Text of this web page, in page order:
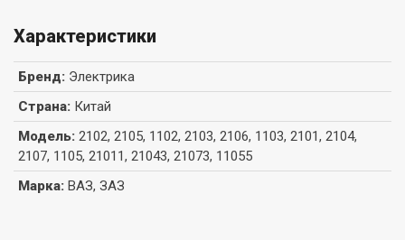
Характеристики
Бренд: Электрика
Страна: Китай
Модель: 2102, 2105, 1102, 2103, 2106, 1103, 2101, 2104,
2107, 1105, 21011, 21043, 21073, 11055
Марка: ВАЗ, ЗАЗ